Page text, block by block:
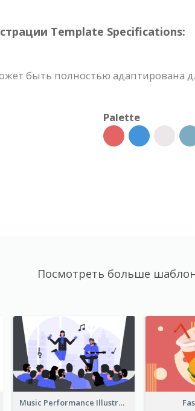
Template Specifications:
быть полностью адаптирована
Palette
Посмотреть больше
Music Performance Illustration